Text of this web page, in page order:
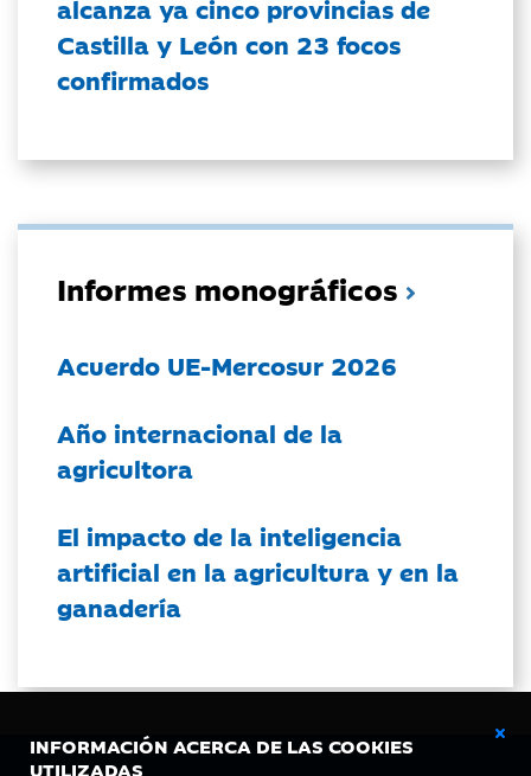
INFORMACIÓN ACERCA DE LAS COOKIES
UTILIZADAS
alcanza ya cinco provincias de
Castilla y León con 23 focos
confirmados
Informes monográficos
Acuerdo UE-Mercosur 2026
Año internacional de la
agricultora
El impacto de la inteligencia
artificial en la agricultura y en la
ganadería